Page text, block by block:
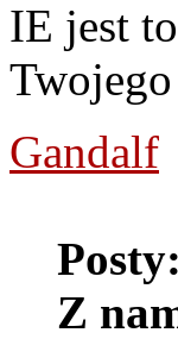
IE jest
Gandalf
Posty:
Z